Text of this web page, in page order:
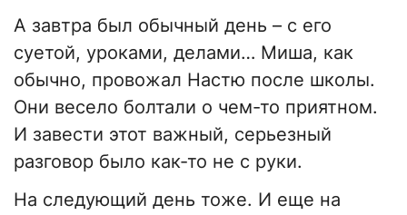
А завтра был обычный день – с его
суетой, уроками, делами… Миша, как
обычно, провожал Настю после школы.
Они весело болтали о чем-то приятном.
И завести этот важный, серьезный
разговор было как-то не с руки.
На следующий день тоже. И еще на